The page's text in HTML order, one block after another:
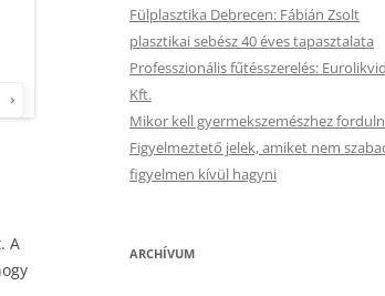
A
Fülplasztika Debrecen: Fábián Zsolt
plasztikai sebész 40 éves tapasztalata
Professzionális fűtésszerelés: Eurolikvid
Kft.
Mikor kell gyermekszemészhez
Figyelmeztető jelek, amiket nem
figyelmen kívül hagyni
ARCHÍVUM